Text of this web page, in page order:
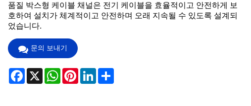
Latine Қазақша
Euskal
Română Slovenski
품질 박스형 케이블 채널은 전기 케이블을 효율적이고 안전하게 보
호하여 설치가 체계적이고 안전하며 오래 지속될 수 있도록 설계되
었습니다.
문의 보내기
Facebook
X WhatsApp
PinterestLinkedInShare